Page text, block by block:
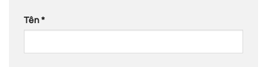
Tên*